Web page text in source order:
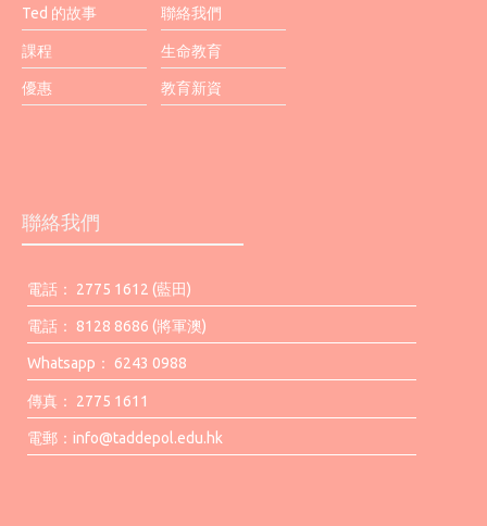
Ted 的故事 聯絡我們
課程 生命教育
優惠 教育新資
聯絡我們
電話： 2775 1612 (藍田)
電話： 8128 8686 (將軍澳)
Whatsapp： 6243 0988
傳真： 2775 1611
電郵： info@taddepol.edu.hk